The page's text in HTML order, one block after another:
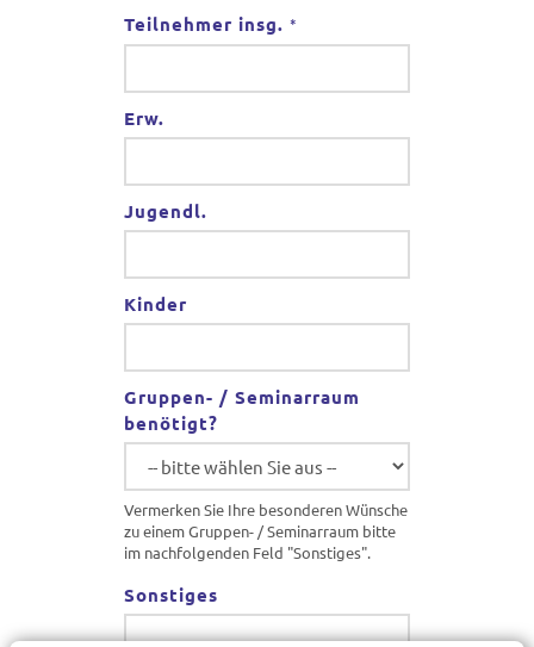
Teilnehmer insg. *
Erw.
Jugendl.
Kinder
Gruppen- / Seminarraum
benötigt?
Vermerken Sie Ihre besonderen Wünsche
zu einem Gruppen- / Seminarraum bitte
im nachfolgenden Feld "Sonstiges".
Sonstiges